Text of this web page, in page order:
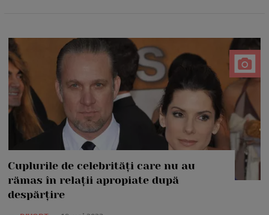
Cuplurile de celebrități care nu au
rămas în relații apropiate după
despărțire